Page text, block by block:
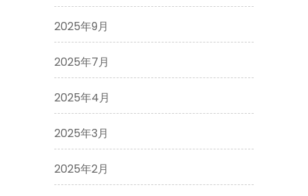
2025年9月
2025年7月
2025年4月
2025年3月
2025年2月